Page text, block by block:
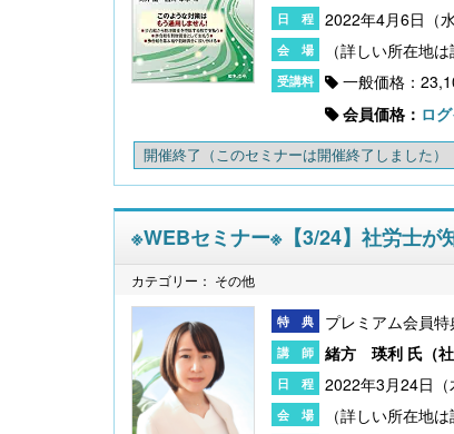
2022年4月6日（
一般価格：
会員価格： ロ
開催終了 （このセミナーは開催終了しました）
※WEBセミナー※【3/24】社労士が
カテゴリー： その他
プレミアム会員特
緒方 瑛利 氏（
2022年3月24日